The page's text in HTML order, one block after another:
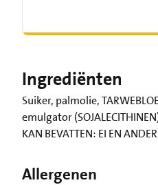
Ingrediënten
Suiker, palmolie,
emulgator
KAN BEVATTEN: EI EN
Allergenen